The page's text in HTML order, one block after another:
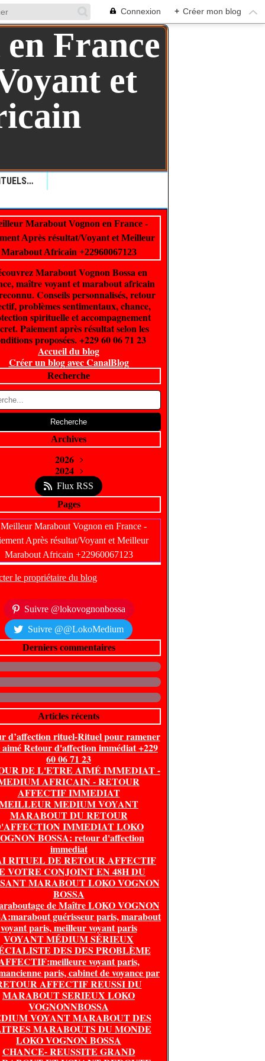
Connexion + Créer mon blog
QUELLES SONT LES RITUELS VAUDOU: COMMENT LES RITUELS VAUDOU PEUVENT AIDER ?+229 99 01 00 62
Marabout Vognon en France -
Après résultat/Voyant et Meilleur
Marabout Africain +22960067123
Marabout Vognon Bossa en
maître voyant et marabout africain
Conseils personnalisés, retour
problèmes sentimentaux, chance,
spirituelle et accompagnement
Paiement après résultat selon les
proposées. +229 60 06 71 23
Accueil du blog
Créer un blog avec CanalBlog
Recherche
Archives
2026
Juin(300)
Avril(5)
2024
Février(1)
Flux RSS
Pages
le propriétaire du blog
Suivre @lokovognonbossa
Suivre @@LokoMedium
Derniers commentaires
Articles récents
d’affection rituel-Rituel pour ramener
aimé Retour d'affection immédiat +229
60 06 71 23
DE L'ETRE AIMÉ IMMEDIAT -
AFRICAIN - RETOUR
AFFECTIF IMMEDIAT
MEDIUM VOYANT
MARABOUT DU RETOUR
IMMEDIAT LOKO
BOSSA: retour d'affection
immediat
RITUEL DE RETOUR AFFECTIF
VOTRE CONJOINT EN 48H DU
MARABOUT LOKO VOGNON
BOSSA
de Maître LOKO VOGNON
guérisseur paris, marabout
voyant paris, meilleur voyant paris
VOYANT MÉDIUM SÉRIEUX
DES DES PROBLÈME
voyant paris,
paris, cabinet de voyance par
AFFECTIF REUSSI DU
MARABOUT SERIEUX LOKO
VOGNONNBOSSA
VOYANT MARABOUT DES
MARABOUTS DU MONDE
LOKO VOGNON BOSSA
CHANCE- REUSSITE GRAND